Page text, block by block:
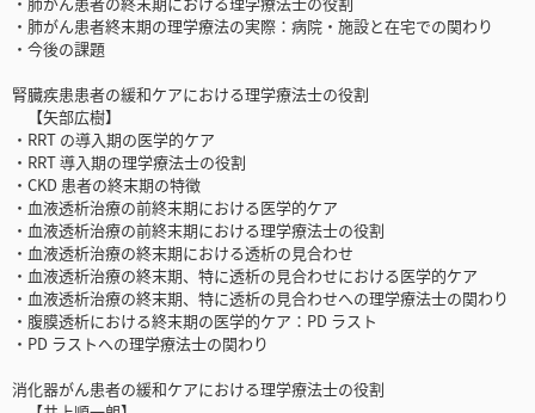
・肺がん患者終末期の理学療法の実際：病院・施設と在宅での関わり
・今後の課題
腎臓疾患患者の緩和ケアにおける理学療法士の役割
【矢部広樹】
・RRT の導入期の医学的ケア
・RRT 導入期の理学療法士の役割
・CKD 患者の終末期の特徴
・血液透析治療の前終末期における医学的ケア
・血液透析治療の前終末期における理学療法士の役割
・血液透析治療の終末期における透析の見合わせ
・血液透析治療の終末期、特に透析の見合わせにおける医学的ケア
・血液透析治療の終末期、特に透析の見合わせへの理学療法士の関わり
・腹膜透析における終末期の医学的ケア：PD ラスト
・PD ラストへの理学療法士の関わり
消化器がん患者の緩和ケアにおける理学療法士の役割